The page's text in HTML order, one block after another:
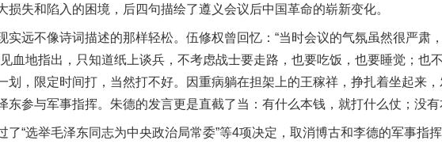
损失和陷入的困境，后四句描绘了遵义会议后中国革命的崭新变化。
远不像诗词描述的那样轻松。伍修权曾回忆：“当时会议的气氛虽然很严肃
血地指出，只知道纸上谈兵，不考虑战士要走路，也要吃饭，也要睡觉；也
划，限定时间打，当然打不好。因重病躺在担架上的王稼祥，挣扎着坐起来，
东参与军事指挥。朱德的发言更是直截了当：有什么本钱，就打什么仗；没有
选举毛泽东同志为中央政治局常委”等4项决定，取消博古和李德的军事指